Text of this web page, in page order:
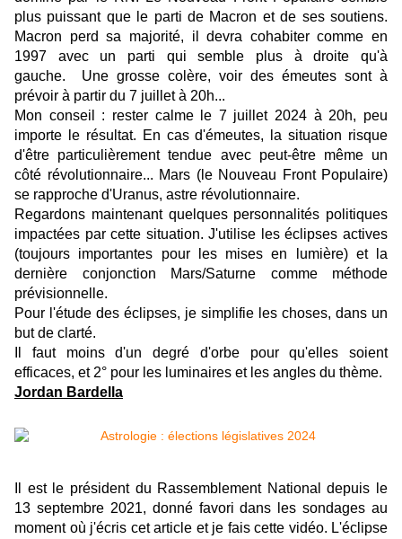
plus puissant que le parti de Macron et de ses soutiens.
Macron perd sa majorité, il devra cohabiter comme en
1997 avec un parti qui semble plus à droite qu'à
gauche. Une grosse colère, voir des émeutes sont à
prévoir à partir du 7 juillet à 20h...
Mon conseil : rester calme le 7 juillet 2024 à 20h, peu
importe le résultat. En cas d'émeutes, la situation risque
d'être particulièrement tendue avec peut-être même un
côté révolutionnaire... Mars (le Nouveau Front Populaire)
se rapproche d'Uranus, astre révolutionnaire.
Regardons maintenant quelques personnalités politiques
impactées par cette situation. J'utilise les éclipses actives
(toujours importantes pour les mises en lumière) et la
dernière conjonction Mars/Saturne comme méthode
prévisionnelle.
Pour l'étude des éclipses, je simplifie les choses, dans un
but de clarté.
Il faut moins d'un degré d'orbe pour qu'elles soient
efficaces, et 2° pour les luminaires et les angles du thème.
Jordan Bardella
Il est le président du Rassemblement National depuis le
13 septembre 2021, donné favori dans les sondages au
moment où j'écris cet article et je fais cette vidéo. L'éclipse